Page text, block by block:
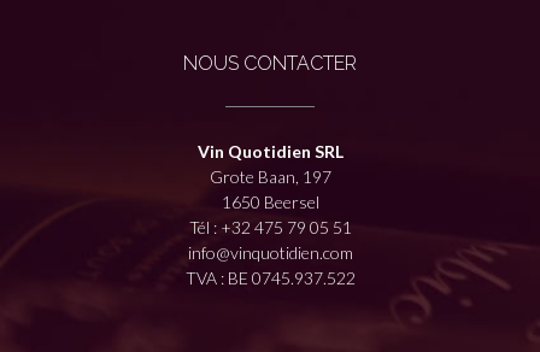
NOUS CONTACTER
Vin Quotidien SRL
Grote Baan, 197
1650 Beersel
Tél : +32 475 79 05 51
info@vinquotidien.com
TVA : BE 0745.937.522